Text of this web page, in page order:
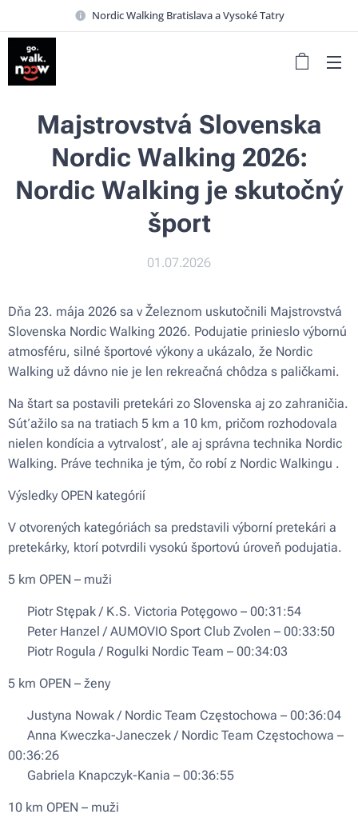
Nordic Walking Bratislava a Vysoké Tatry
Majstrovstvá Slovenska
Nordic Walking 2026:
Nordic Walking je skutočný
šport
01.07.2026
Dňa 23. mája 2026 sa v Železnom uskutočnili Majstrovstvá
Slovenska Nordic Walking 2026. Podujatie prinieslo výbornú
atmosféru, silné športové výkony a ukázalo, že Nordic
Walking už dávno nie je len rekreačná chôdza s paličkami.
Na štart sa postavili pretekári zo Slovenska aj zo zahraničia.
Súťažilo sa na tratiach 5 km a 10 km, pričom rozhodovala
nielen kondícia a vytrvalosť, ale aj správna technika Nordic
Walking. Práve technika je tým, čo robí z Nordic Walkingu .
Výsledky OPEN kategórií
V otvorených kategóriách sa predstavili výborní pretekári a
pretekárky, ktorí potvrdili vysokú športovú úroveň podujatia.
5 km OPEN – muži
🥇 Piotr Stępak / K.S. Victoria Potęgowo – 00:31:54
🥈 Peter Hanzel / AUMOVIO Sport Club Zvolen – 00:33:50
🥉 Piotr Rogula / Rogulki Nordic Team – 00:34:03
5 km OPEN – ženy
🥇 Justyna Nowak / Nordic Team Częstochowa – 00:36:04
🥈 Anna Kweczka-Janeczek / Nordic Team Częstochowa –
00:36:26
🥉 Gabriela Knapczyk-Kania – 00:36:55
10 km OPEN – muži